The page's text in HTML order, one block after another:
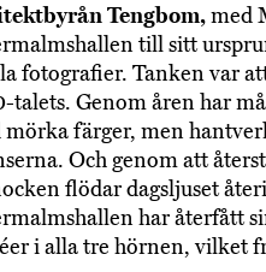
Tengbom,med
till sitt
fotografier. Tanken var
talets. Genom åren har
mörka färger, men
Och genom att
flödar dagsljuset
har återfått
i alla tre hörnen, vilket